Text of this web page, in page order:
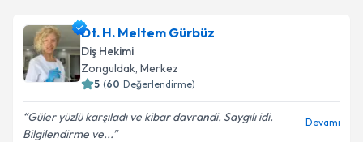
Dt. H. Meltem Gürbüz
Diş Hekimi
Zonguldak, Merkez
5 (60 Değerlendirme)
Güler yüzlü karşıladı ve kibar davrandi. Saygılı idi.
Bilgilendirme ve...
Devamı